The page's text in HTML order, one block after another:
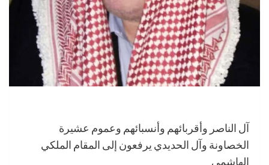
آل الناصر وأقربائهم وأنسبائهم وعموم عشيرة
الخصاونة وآل الحديدي يرفعون إلى المقام الملكي
الهاشمي